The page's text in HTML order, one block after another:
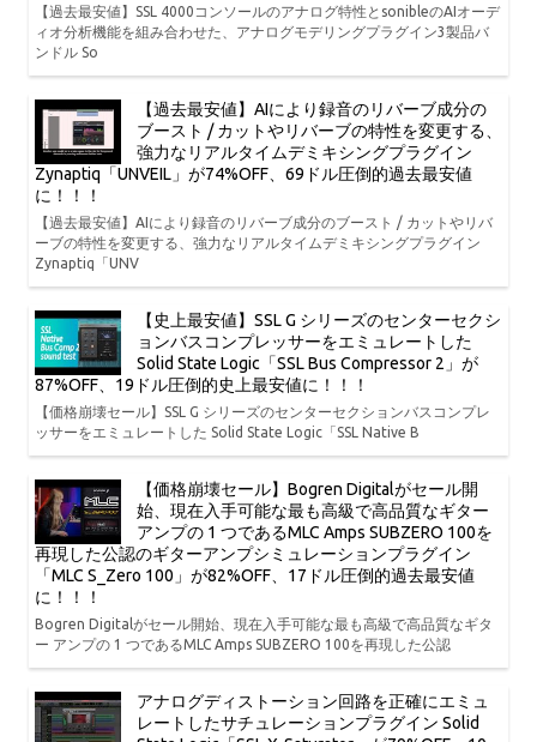
【過去最安値】SSL 4000コンソールのアナログ特性とsonibleのAIオーデ
ィオ分析機能を組み合わせた、アナログモデリングプラグイン3製品バ
ンドル So
【過去最安値】AIにより録音のリバーブ成分の
ブースト / カットやリバーブの特性を変更する、
強力なリアルタイムデミキシングプラグイン
Zynaptiq「UNVEIL」が74%OFF、69ドル圧倒的過去最安値
に！！！
【過去最安値】AIにより録音のリバーブ成分のブースト / カットやリバ
ーブの特性を変更する、強力なリアルタイムデミキシングプラグイン
Zynaptiq「UNV
【史上最安値】SSL G シリーズのセンターセクシ
ョンバスコンプレッサーをエミュレートした
Solid State Logic「SSL Bus Compressor 2」が
87%OFF、19ドル圧倒的史上最安値に！！！
【価格崩壊セール】SSL G シリーズのセンターセクションバスコンプレ
ッサーをエミュレートした Solid State Logic「SSL Native B
【価格崩壊セール】Bogren Digitalがセール開
始、現在入手可能な最も高級で高品質なギター
アンプの 1 つであるMLC Amps SUBZERO 100を
再現した公認のギターアンプシミュレーションプラグイン
「MLC S_Zero 100」が82%OFF、17ドル圧倒的過去最安値
に！！！
Bogren Digitalがセール開始、現在入手可能な最も高級で高品質なギタ
ー アンプの 1 つであるMLC Amps SUBZERO 100を再現した公認
アナログディストーション回路を正確にエミュ
レートしたサチュレーションプラグイン Solid